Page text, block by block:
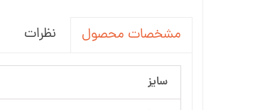
مشخصات محصول نظرات
سایز